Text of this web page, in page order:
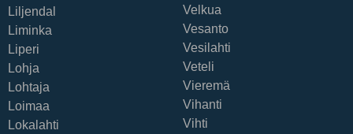
Liljendal
Liminka
Liperi
Lohja
Lohtaja
Loimaa
Lokalahti
Velkua
Vesanto
Vesilahti
Veteli
Vieremä
Vihanti
Vihti